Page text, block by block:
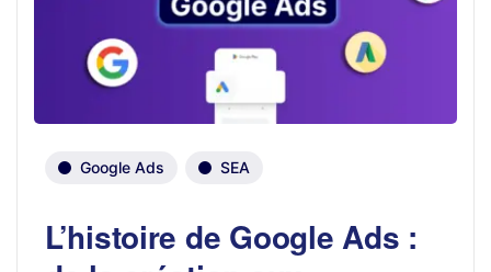
Google Ads SEA
L’histoire de Google Ads :